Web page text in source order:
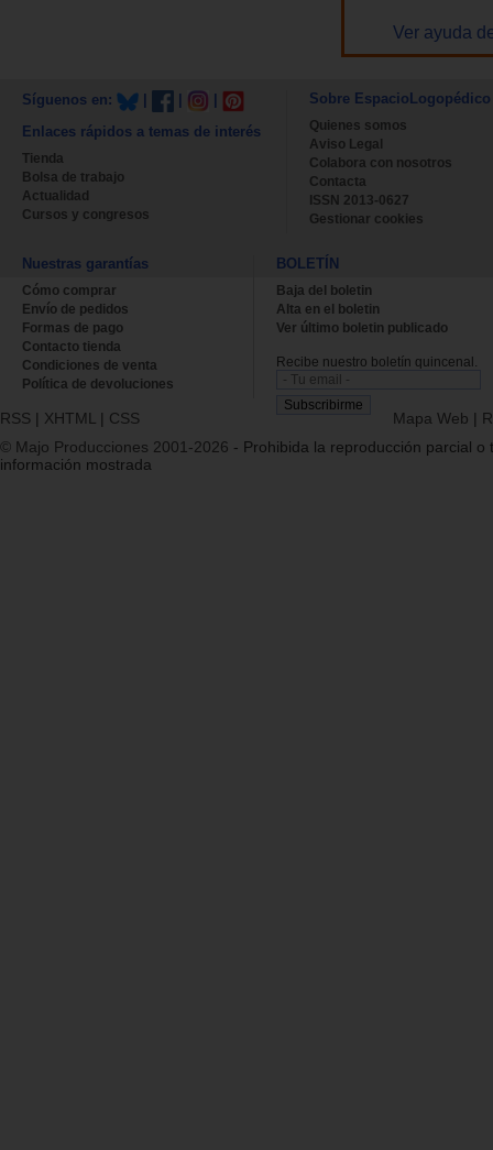
Ver ayuda
Síguenos en:
Enlaces rápidos a temas de interés
Tienda
Bolsa de trabajo
Actualidad
Cursos y congresos
Sobre EspacioLogopédico
Quienes somos
Aviso Legal
Colabora con nosotros
Contacta
ISSN 2013-0627
Gestionar cookies
Nuestras garantías
Cómo comprar
Envío de pedidos
Formas de pago
Contacto tienda
Condiciones de venta
Política de devoluciones
BOLETÍN
Baja del boletin
Alta en el boletin
Ver último boletin publicado
Recibe nuestro boletín quincenal.
RSS | XHTML | CSS Mapa Web |
© Majo Producciones 2001-2026 - Prohibida la reproducción parcial o
información mostrada